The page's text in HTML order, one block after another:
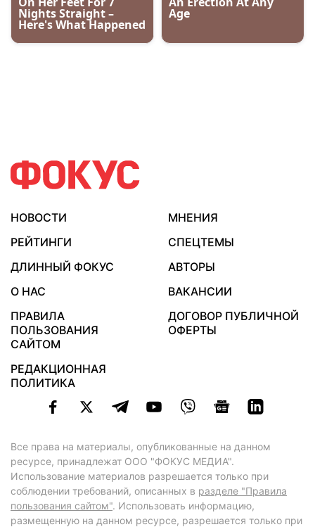
НОВОСТИ
МНЕНИЯ
РЕЙТИНГИ
СПЕЦТЕМЫ
ДЛИННЫЙ ФОКУС
АВТОРЫ
О НАС
ВАКАНСИИ
ПРАВИЛА
ПОЛЬЗОВАНИЯ
САЙТОМ
ДОГОВОР ПУБЛИЧНОЙ
ОФЕРТЫ
РЕДАКЦИОННАЯ
ПОЛИТИКА
Все права на материалы, опубликованные на данном
ресурсе, принадлежат ООО "ФОКУС МЕДИА".
Использование материалов разрешается только при
соблюдении требований, описанных в разделе "Правила
пользования сайтом". Использовать информацию,
размещенную на данном ресурсе, разрешается только при